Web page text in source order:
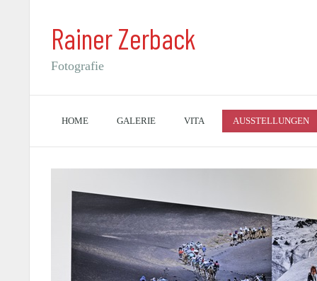
Rainer Zerback
Fotografie
HOME GALERIE VITA AUSSTELLUNGEN